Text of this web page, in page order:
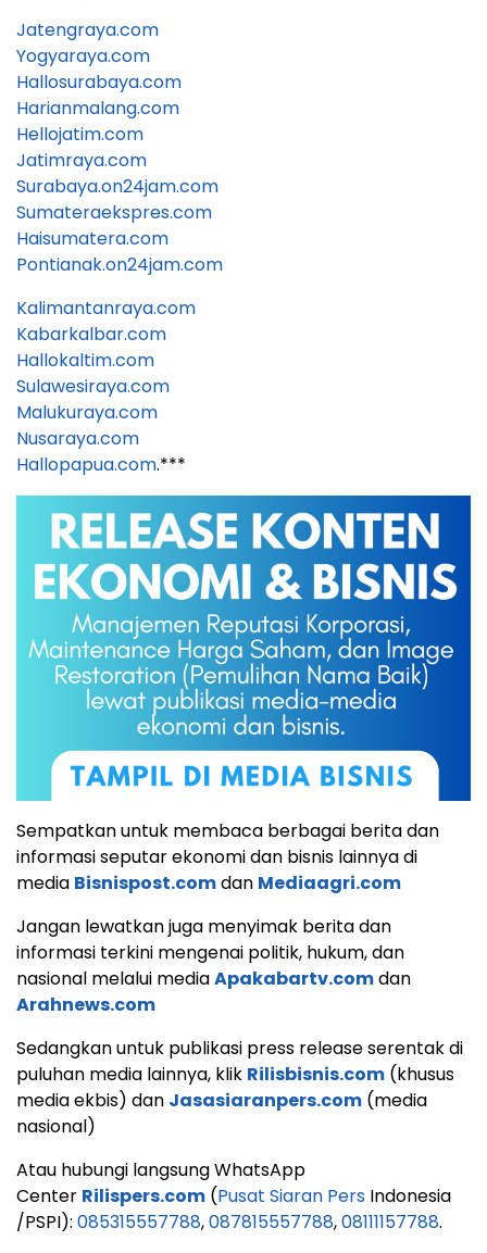
Jatengraya.com
Yogyaraya.com
Hallosurabaya.com
Harianmalang.com
Hellojatim.com
Jatimraya.com
Surabaya.on24jam.com
Sumateraekspres.com
Haisumatera.com
Pontianak.on24jam.com
Kalimantanraya.com
Kabarkalbar.com
Hallokaltim.com
Sulawesiraya.com
Malukuraya.com
Nusaraya.com
Hallopapua.com.***
Sempatkan untuk membaca berbagai berita dan
informasi seputar ekonomi dan bisnis lainnya di
media Bisnispost.comdan Mediaagri.com
Jangan lewatkan juga menyimak berita dan
informasi terkini mengenai politik, hukum, dan
nasional melalui mediaApakabartv.comdan
Arahnews.com
Sedangkan untuk publikasi press release serentak di
puluhan media lainnya, klik Rilisbisnis.com (khusus
media ekbis) dan Jasasiaranpers.com (media
nasional)
Atau hubungi langsung WhatsApp
Center Rilispers.com (Pusat Siaran Pers Indonesia
/PSPI): 085315557788,087815557788,08111157788.